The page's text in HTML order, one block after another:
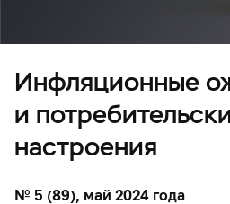
Инфляционные
и
настроения
№ 5 (89), май 2024 года